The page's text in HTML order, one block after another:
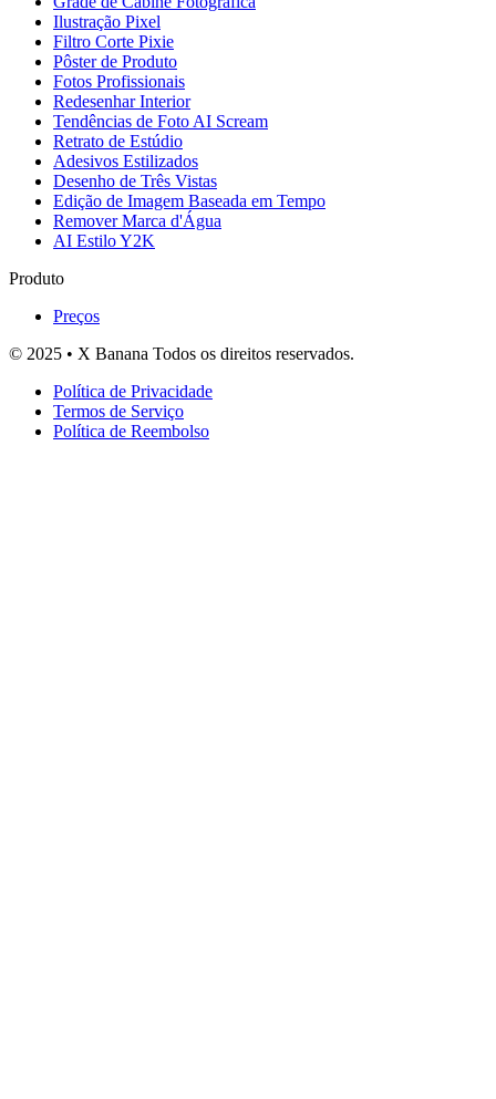
Ilustração Pixel
Filtro Corte Pixie
Pôster de Produto
Fotos Profissionais
Redesenhar Interior
Tendências de Foto AI Scream
Retrato de Estúdio
Adesivos Estilizados
Desenho de Três Vistas
Edição de Imagem Baseada em Tempo
Remover Marca d'Água
AI Estilo Y2K
Produto
Preços
© 2025 • X Banana Todos os direitos reservados.
Política de Privacidade
Termos de Serviço
Política de Reembolso